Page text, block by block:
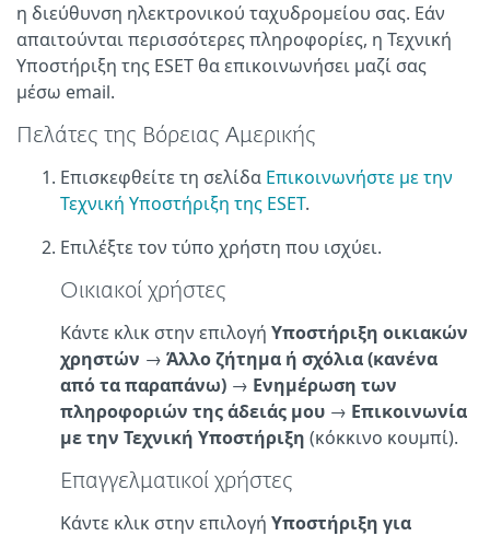
η διεύθυνση ηλεκτρονικού ταχυδρομείου σας. Εάν
απαιτούνται περισσότερες πληροφορίες, η Τεχνική
Υποστήριξη της ESET θα επικοινωνήσει μαζί σας
μέσω email.
Πελάτες της Βόρειας Αμερικής
Επισκεφθείτε τη σελίδα Επικοινωνήστε με την
Τεχνική Υποστήριξη της ESET.
Επιλέξτε τον τύπο χρήστη που ισχύει.
Οικιακοί χρήστες
Κάντε κλικ στην επιλογή Υποστήριξη οικιακών
χρηστών → Άλλο ζήτημα ή σχόλια (κανένα
από τα παραπάνω) → Ενημέρωση των
πληροφοριών της άδειάς μου → Επικοινωνία
με την Τεχνική Υποστήριξη (κόκκινο κουμπί).
Επαγγελματικοί χρήστες
Κάντε κλικ στην επιλογή Υποστήριξη για